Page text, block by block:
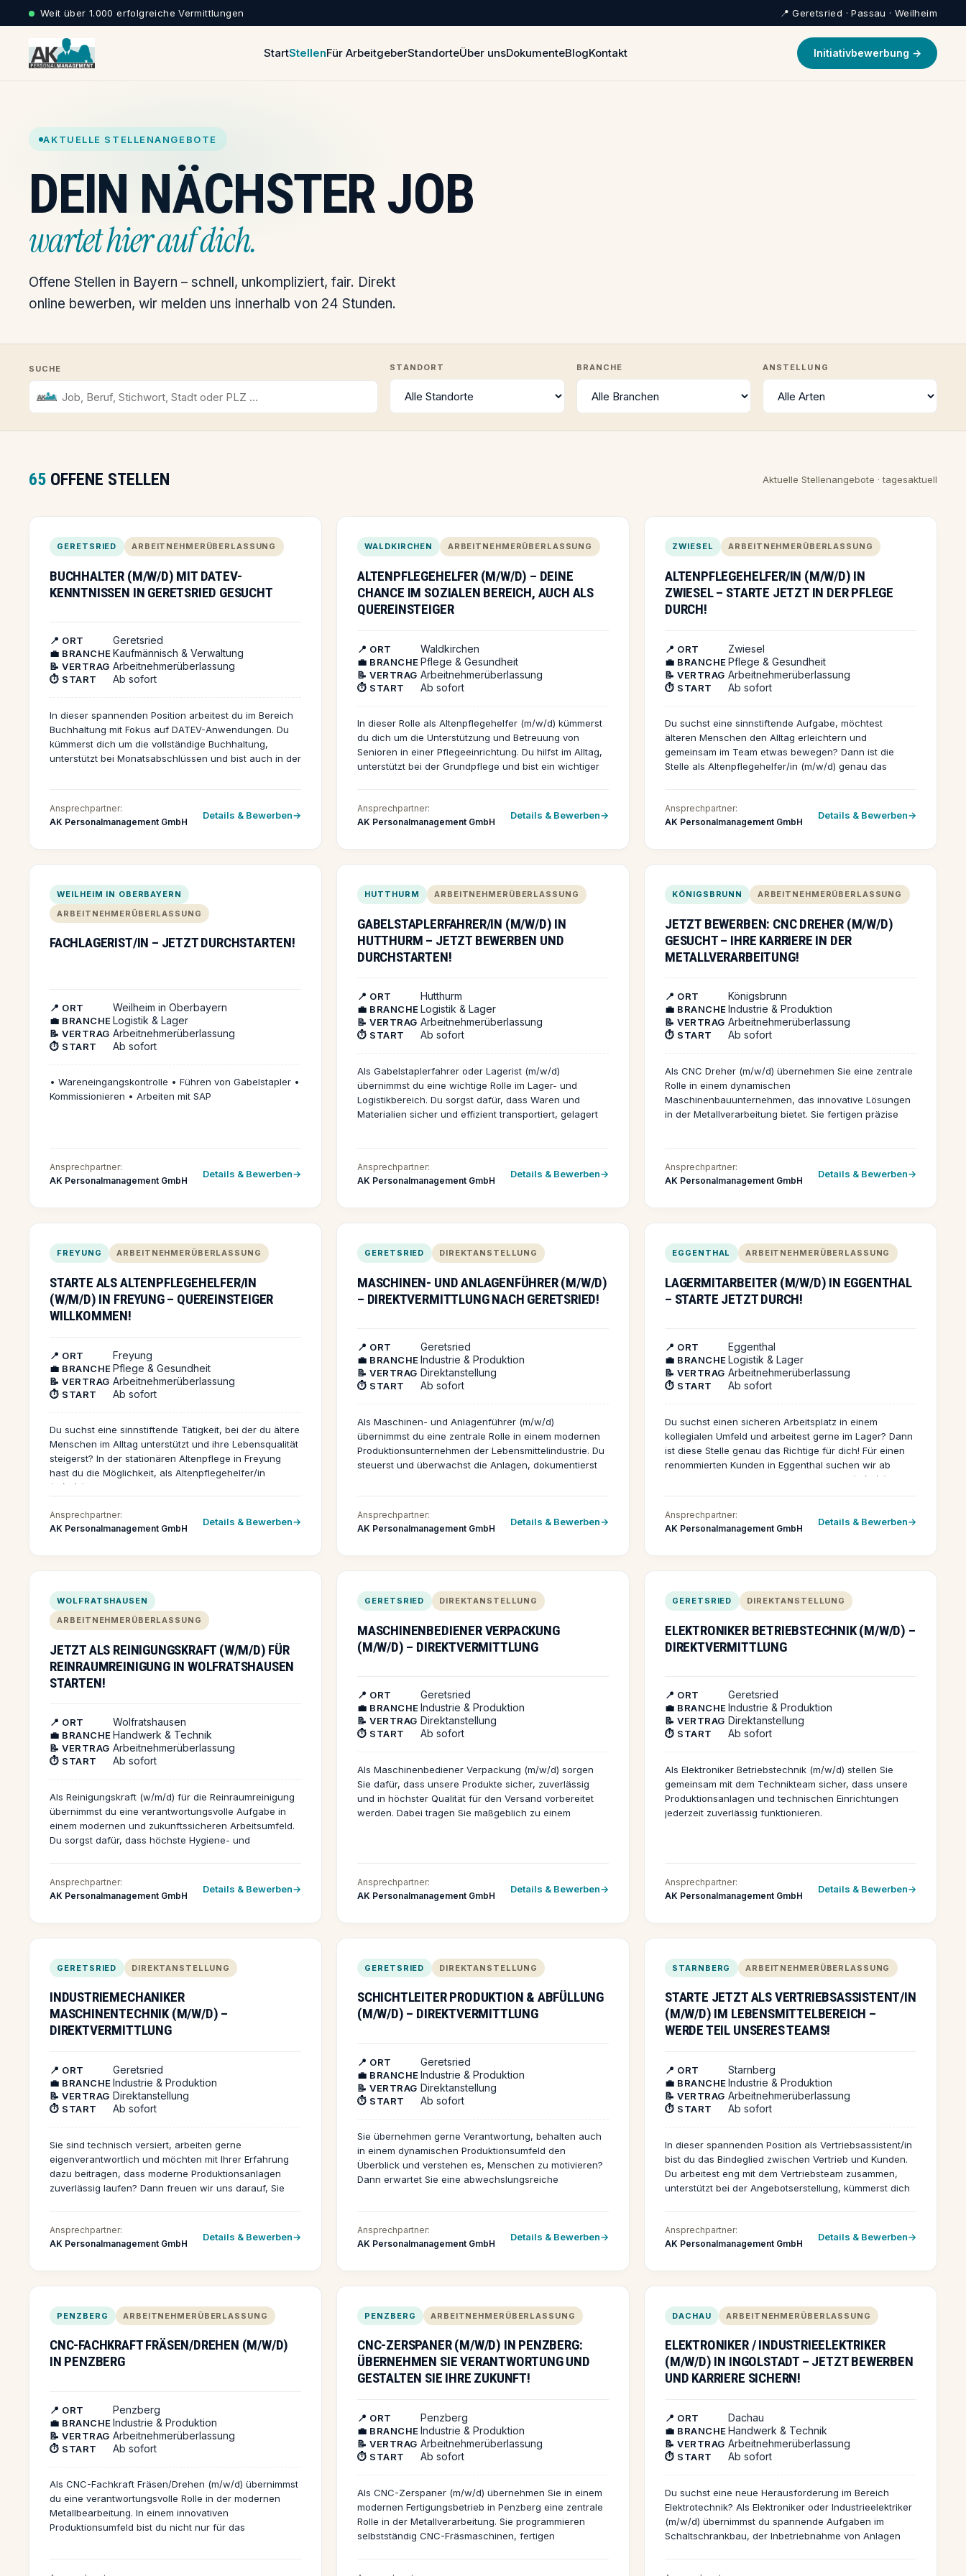
Weit über 1.000 erfolgreiche Vermittlungen 📍 Geretsried · Passau · Weilheim
StartStellenFür ArbeitgeberStandorteÜber unsDokumenteBlogKontakt Initiativbewerbung →
AKTUELLE STELLENANGEBOTE
DEIN NÄCHSTER JOB
wartet hier auf dich.
Offene Stellen in Bayern – schnell, unkompliziert, fair. Direkt
online bewerben, wir melden uns innerhalb von 24 Stunden.
SUCHE STANDORT BRANCHE ANSTELLUNG
65 OFFENE STELLEN Aktuelle Stellenangebote · tagesaktuell
GERETSRIED ARBEITNEHMERÜBERLASSUNG
BUCHHALTER (M/W/D) MIT DATEV-
KENNTNISSEN IN GERETSRIED GESUCHT
📍 ORT Geretsried
💼 BRANCHEKaufmännisch & Verwaltung
📝 VERTRAG Arbeitnehmerüberlassung
⏱️ START Ab sofort
In dieser spannenden Position arbeitest du im Bereich
Buchhaltung mit Fokus auf DATEV-Anwendungen. Du
kümmerst dich um die vollständige Buchhaltung,
unterstützt bei Monatsabschlüssen und bist auch in der
auszubauen.
Ansprechpartner:
AK Personalmanagement GmbH
Details & Bewerben
WALDKIRCHEN ARBEITNEHMERÜBERLASSUNG
ALTENPFLEGEHELFER (M/W/D) – DEINE
CHANCE IM SOZIALEN BEREICH, AUCH ALS
QUEREINSTEIGER
📍 ORT Waldkirchen
💼 BRANCHEPflege & Gesundheit
📝 VERTRAG Arbeitnehmerüberlassung
⏱️ START Ab sofort
In dieser Rolle als Altenpflegehelfer (m/w/d) kümmerst
du dich um die Unterstützung und Betreuung von
Senioren in einer Pflegeeinrichtung. Du hilfst im Alltag,
unterstützt bei der Grundpflege und bist ein wichtiger
als Quereinsteiger.
Ansprechpartner:
AK Personalmanagement GmbH
Details & Bewerben
ZWIESEL ARBEITNEHMERÜBERLASSUNG
ALTENPFLEGEHELFER/IN (M/W/D) IN
ZWIESEL – STARTE JETZT IN DER PFLEGE
DURCH!
📍 ORT Zwiesel
💼 BRANCHEPflege & Gesundheit
📝 VERTRAG Arbeitnehmerüberlassung
⏱️ START Ab sofort
Du suchst eine sinnstiftende Aufgabe, möchtest
älteren Menschen den Alltag erleichtern und
gemeinsam im Team etwas bewegen? Dann ist die
Stelle als Altenpflegehelfer/in (m/w/d) genau das
Unterstützung, um erfolgreich in der Pflege
durchzustarten. Dein Arbeitsalltag ist geprägt von
den Tag, sorgst für ihr Wohlbefinden und
Einhaltung von Hygiene- und Pflegestandards ist dabei
selbstverständlich. Der Kontakt und die Fürsorge für die
Menschen stehen dabei immer im Mittelpunkt. Wenn du
Teams werden möchtest, dann bewirb dich noch
heute! Starte gemeinsam mit uns in eine erfüllende
Karriere und profitiere von sicheren
Rahmenbedingungen sowie echten
Ansprechpartner:
AK Personalmanagement GmbH
Details & Bewerben
WEILHEIM IN OBERBAYERN
ARBEITNEHMERÜBERLASSUNG
FACHLAGERIST/IN – JETZT DURCHSTARTEN!
📍 ORT Weilheim in Oberbayern
💼 BRANCHELogistik & Lager
📝 VERTRAG Arbeitnehmerüberlassung
⏱️ START Ab sofort
• Wareneingangskontrolle • Führen von Gabelstapler •
Kommissionieren • Arbeiten mit SAP
Ansprechpartner:
AK Personalmanagement GmbH
Details & Bewerben
HUTTHURM ARBEITNEHMERÜBERLASSUNG
GABELSTAPLERFAHRER/IN (M/W/D) IN
HUTTHURM – JETZT BEWERBEN UND
DURCHSTARTEN!
📍 ORT Hutthurm
💼 BRANCHE Logistik & Lager
📝 VERTRAG Arbeitnehmerüberlassung
⏱️ START Ab sofort
Als Gabelstaplerfahrer oder Lagerist (m/w/d)
übernimmst du eine wichtige Rolle im Lager- und
Logistikbereich. Du sorgst dafür, dass Waren und
Materialien sicher und effizient transportiert, gelagert
abwechslungsreich: Du be- und entlädst LKWs mithilfe
des Gabelstaplers, transportierst Waren innerhalb des
Bestandskontrollen und die Einhaltung der Ordnung
sowie Sauberkeit im Lager. Dabei beachtest du stets
Teil eines motivierten Teams werden? Dann bewirb
dich jetzt und starte durch! Wir freuen uns darauf, dich
Ansprechpartner:
AK Personalmanagement GmbH
Details & Bewerben
KÖNIGSBRUNN ARBEITNEHMERÜBERLASSUNG
JETZT BEWERBEN: CNC DREHER (M/W/D)
GESUCHT – IHRE KARRIERE IN DER
METALLVERARBEITUNG!
📍 ORT Königsbrunn
💼 BRANCHE Industrie & Produktion
📝 VERTRAG Arbeitnehmerüberlassung
⏱️ START Ab sofort
Als CNC Dreher (m/w/d) übernehmen Sie eine zentrale
Rolle in einem dynamischen
Maschinenbauunternehmen, das innovative Lösungen
in der Metallverarbeitung bietet. Sie fertigen präzise
Projekte und die Zufriedenheit der Kunden. Ein
typischer Arbeitstag beginnt mit der Einrichtung und
dokumentieren Ihre Arbeitsschritte. In enger
Abstimmung mit Ihren Kolleginnen und Kollegen sorgen
unterstützen bei technischen Herausforderungen.
Nutzen Sie die Chance, mit modernster Technik zu
werden Sie Teil eines freundlichen und engagierten
Teams, das Ihre Arbeit wertschätzt!
Ansprechpartner:
AK Personalmanagement GmbH
Details & Bewerben
FREYUNG ARBEITNEHMERÜBERLASSUNG
STARTE ALS ALTENPFLEGEHELFER/IN
(W/M/D) IN FREYUNG – QUEREINSTEIGER
WILLKOMMEN!
📍 ORT Freyung
💼 BRANCHEPflege & Gesundheit
📝 VERTRAG Arbeitnehmerüberlassung
⏱️ START Ab sofort
Du suchst eine sinnstiftende Tätigkeit, bei der du ältere
Menschen im Alltag unterstützt und ihre Lebensqualität
steigerst? In der stationären Altenpflege in Freyung
hast du die Möglichkeit, als Altenpflegehelfer/in
(w/m/d) einzusteigen – gerne auch als motivierter
Bewohner/innen bei der morgendlichen Grundpflege,
Unterstützung beim An- und Auskleiden sowie der
Pflegemaßnahmen und die Einhaltung der Hygiene-
und Pflegestandards gehören ebenfalls zu deinen
Aufgaben. Du möchtest dich engagieren, bist
empathisch und arbeitest gerne im Team? Dann nutze
jetzt die Gelegenheit und bewirb dich – wir freuen uns
auf dich!
Ansprechpartner:
AK Personalmanagement GmbH
Details & Bewerben
GERETSRIED DIREKTANSTELLUNG
MASCHINEN- UND ANLAGENFÜHRER (M/W/D)
– DIREKTVERMITTLUNG NACH GERETSRIED!
📍 ORT Geretsried
💼 BRANCHEIndustrie & Produktion
📝 VERTRAG Direktanstellung
⏱️ START Ab sofort
Als Maschinen- und Anlagenführer (m/w/d)
übernimmst du eine zentrale Rolle in einem modernen
Produktionsunternehmen der Lebensmittelindustrie. Du
steuerst und überwachst die Anlagen, dokumentierst
Ansprechpartner:
AK Personalmanagement GmbH
Details & Bewerben
EGGENTHAL ARBEITNEHMERÜBERLASSUNG
LAGERMITARBEITER (M/W/D) IN EGGENTHAL
– STARTE JETZT DURCH!
📍 ORT Eggenthal
💼 BRANCHELogistik & Lager
📝 VERTRAG Arbeitnehmerüberlassung
⏱️ START Ab sofort
Du suchst einen sicheren Arbeitsplatz in einem
kollegialen Umfeld und arbeitest gerne im Lager? Dann
ist diese Stelle genau das Richtige für dich! Für einen
renommierten Kunden in Eggenthal suchen wir ab
sofort einen motivierten Lagermitarbeiter (m/w/d), der
Arbeitsalltag ist vielseitig: Du versorgst die Produktion
mit Materialien, lagerst Waren nach dem FIFO-Prinzip
Organisation und Sauberkeit im Lager. Teamarbeit wird
bei uns großgeschrieben – gemeinsam sorgt ihr für
weiterentwickeln und suchst nach neuen
Herausforderungen? Dann zögere nicht und bewirb
Ansprechpartner:
AK Personalmanagement GmbH
Details & Bewerben
WOLFRATSHAUSEN
ARBEITNEHMERÜBERLASSUNG
JETZT ALS REINIGUNGSKRAFT (W/M/D) FÜR
REINRAUMREINIGUNG IN WOLFRATSHAUSEN
STARTEN!
📍 ORT Wolfratshausen
💼 BRANCHEHandwerk & Technik
📝 VERTRAG Arbeitnehmerüberlassung
⏱️ START Ab sofort
Als Reinigungskraft (w/m/d) für die Reinraumreinigung
übernimmst du eine verantwortungsvolle Aufgabe in
einem modernen und zukunftssicheren Arbeitsumfeld.
Du sorgst dafür, dass höchste Hygiene- und
medizinischer Produkte. Die Arbeit findet in einem
namhaften Unternehmen in Wolfratshausen statt, das
Arbeits- und Hygieneplänen, trägst die bereitgestellte
durchgeführten Reinigungsschritte. Die geregelten
Arbeitszeiten von Montag bis Freitag (14:00 bis 22:00
Uhr) bieten dir Planbarkeit und Sicherheit in deinem
jetzt und unterstütze dabei, die hohen
Hygienestandards für die Herstellung wichtiger
medizinischer Produkte sicherzustellen. Nutze deine
Chance auf einen sicheren Arbeitsplatz mit attraktiver
Ansprechpartner:
AK Personalmanagement GmbH
Details & Bewerben
GERETSRIED DIREKTANSTELLUNG
MASCHINENBEDIENER VERPACKUNG
(M/W/D) – DIREKTVERMITTLUNG
📍 ORT Geretsried
💼 BRANCHEIndustrie & Produktion
📝 VERTRAG Direktanstellung
⏱️ START Ab sofort
Als Maschinenbediener Verpackung (m/w/d) sorgen
Sie dafür, dass unsere Produkte sicher, zuverlässig
und in höchster Qualität für den Versand vorbereitet
werden. Dabei tragen Sie maßgeblich zu einem
Ansprechpartner:
AK Personalmanagement GmbH
Details & Bewerben
GERETSRIED DIREKTANSTELLUNG
ELEKTRONIKER BETRIEBSTECHNIK (M/W/D) –
DIREKTVERMITTLUNG
📍 ORT Geretsried
💼 BRANCHEIndustrie & Produktion
📝 VERTRAG Direktanstellung
⏱️ START Ab sofort
Als Elektroniker Betriebstechnik (m/w/d) stellen Sie
gemeinsam mit dem Technikteam sicher, dass unsere
Produktionsanlagen und technischen Einrichtungen
jederzeit zuverlässig funktionieren.
Ansprechpartner:
AK Personalmanagement GmbH
Details & Bewerben
GERETSRIED DIREKTANSTELLUNG
INDUSTRIEMECHANIKER
MASCHINENTECHNIK (M/W/D) –
DIREKTVERMITTLUNG
📍 ORT Geretsried
💼 BRANCHEIndustrie & Produktion
📝 VERTRAG Direktanstellung
⏱️ START Ab sofort
Sie sind technisch versiert, arbeiten gerne
eigenverantwortlich und möchten mit Ihrer Erfahrung
dazu beitragen, dass moderne Produktionsanlagen
zuverlässig laufen? Dann freuen wir uns darauf, Sie
Ansprechpartner:
AK Personalmanagement GmbH
Details & Bewerben
GERETSRIED DIREKTANSTELLUNG
SCHICHTLEITER PRODUKTION & ABFÜLLUNG
(M/W/D) – DIREKTVERMITTLUNG
📍 ORT Geretsried
💼 BRANCHEIndustrie & Produktion
📝 VERTRAG Direktanstellung
⏱️ START Ab sofort
Sie übernehmen gerne Verantwortung, behalten auch
in einem dynamischen Produktionsumfeld den
Überblick und verstehen es, Menschen zu motivieren?
Dann erwartet Sie eine abwechslungsreiche
Ansprechpartner:
AK Personalmanagement GmbH
Details & Bewerben
STARNBERG ARBEITNEHMERÜBERLASSUNG
STARTE JETZT ALS VERTRIEBSASSISTENT/IN
(M/W/D) IM LEBENSMITTELBEREICH –
WERDE TEIL UNSERES TEAMS!
📍 ORT Starnberg
💼 BRANCHEIndustrie & Produktion
📝 VERTRAG Arbeitnehmerüberlassung
⏱️ START Ab sofort
In dieser spannenden Position als Vertriebsassistent/in
bist du das Bindeglied zwischen Vertrieb und Kunden.
Du arbeitest eng mit dem Vertriebsteam zusammen,
unterstützt bei der Angebotserstellung, kümmerst dich
strukturierte Arbeitsweise hilft dabei, alle Prozesse
effizient und kundenorientiert zu gestalten. Ein
Präsentationen und Reportings. Die Zusammenarbeit
Abwechslung und spannende Einblicke in die
Lebensmittel- und Getränkeindustrie. Wenn du Lust auf
eine abwechslungsreiche Aufgabe hast, eigenständig
Zukunft!
Ansprechpartner:
AK Personalmanagement GmbH
Details & Bewerben
PENZBERG ARBEITNEHMERÜBERLASSUNG
CNC-FACHKRAFT FRÄSEN/DREHEN (M/W/D)
IN PENZBERG
📍 ORT Penzberg
💼 BRANCHEIndustrie & Produktion
📝 VERTRAG Arbeitnehmerüberlassung
⏱️ START Ab sofort
Als CNC-Fachkraft Fräsen/Drehen (m/w/d) übernimmst
du eine verantwortungsvolle Rolle in der modernen
Metallbearbeitung. In einem innovativen
Produktionsumfeld bist du nicht nur für das
PENZBERG ARBEITNEHMERÜBERLASSUNG
CNC-ZERSPANER (M/W/D) IN PENZBERG:
ÜBERNEHMEN SIE VERANTWORTUNG UND
GESTALTEN SIE IHRE ZUKUNFT!
📍 ORT Penzberg
💼 BRANCHEIndustrie & Produktion
📝 VERTRAG Arbeitnehmerüberlassung
⏱️ START Ab sofort
Als CNC-Zerspaner (m/w/d) übernehmen Sie in einem
modernen Fertigungsbetrieb in Penzberg eine zentrale
Rolle in der Metallverarbeitung. Sie programmieren
selbstständig CNC-Fräsmaschinen, fertigen
DACHAU ARBEITNEHMERÜBERLASSUNG
ELEKTRONIKER / INDUSTRIEELEKTRIKER
(M/W/D) IN INGOLSTADT – JETZT BEWERBEN
UND KARRIERE SICHERN!
📍 ORT Dachau
💼 BRANCHEHandwerk & Technik
📝 VERTRAG Arbeitnehmerüberlassung
⏱️ START Ab sofort
Du suchst eine neue Herausforderung im Bereich
Elektrotechnik? Als Elektroniker oder Industrieelektriker
(m/w/d) übernimmst du spannende Aufgaben im
Schaltschrankbau, der Inbetriebnahme von Anlagen